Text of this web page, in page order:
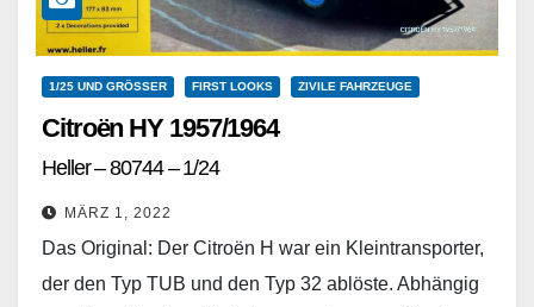
1/25 UND GRÖSSER FIRST LOOKS ZIVILE FAHRZEUGE
Citroën HY 1957/1964
Heller – 80744 – 1/24
MÄRZ 1, 2022
Das Original: Der Citroën H war ein Kleintransporter,
der den Typ TUB und den Typ 32 ablöste. Abhängig